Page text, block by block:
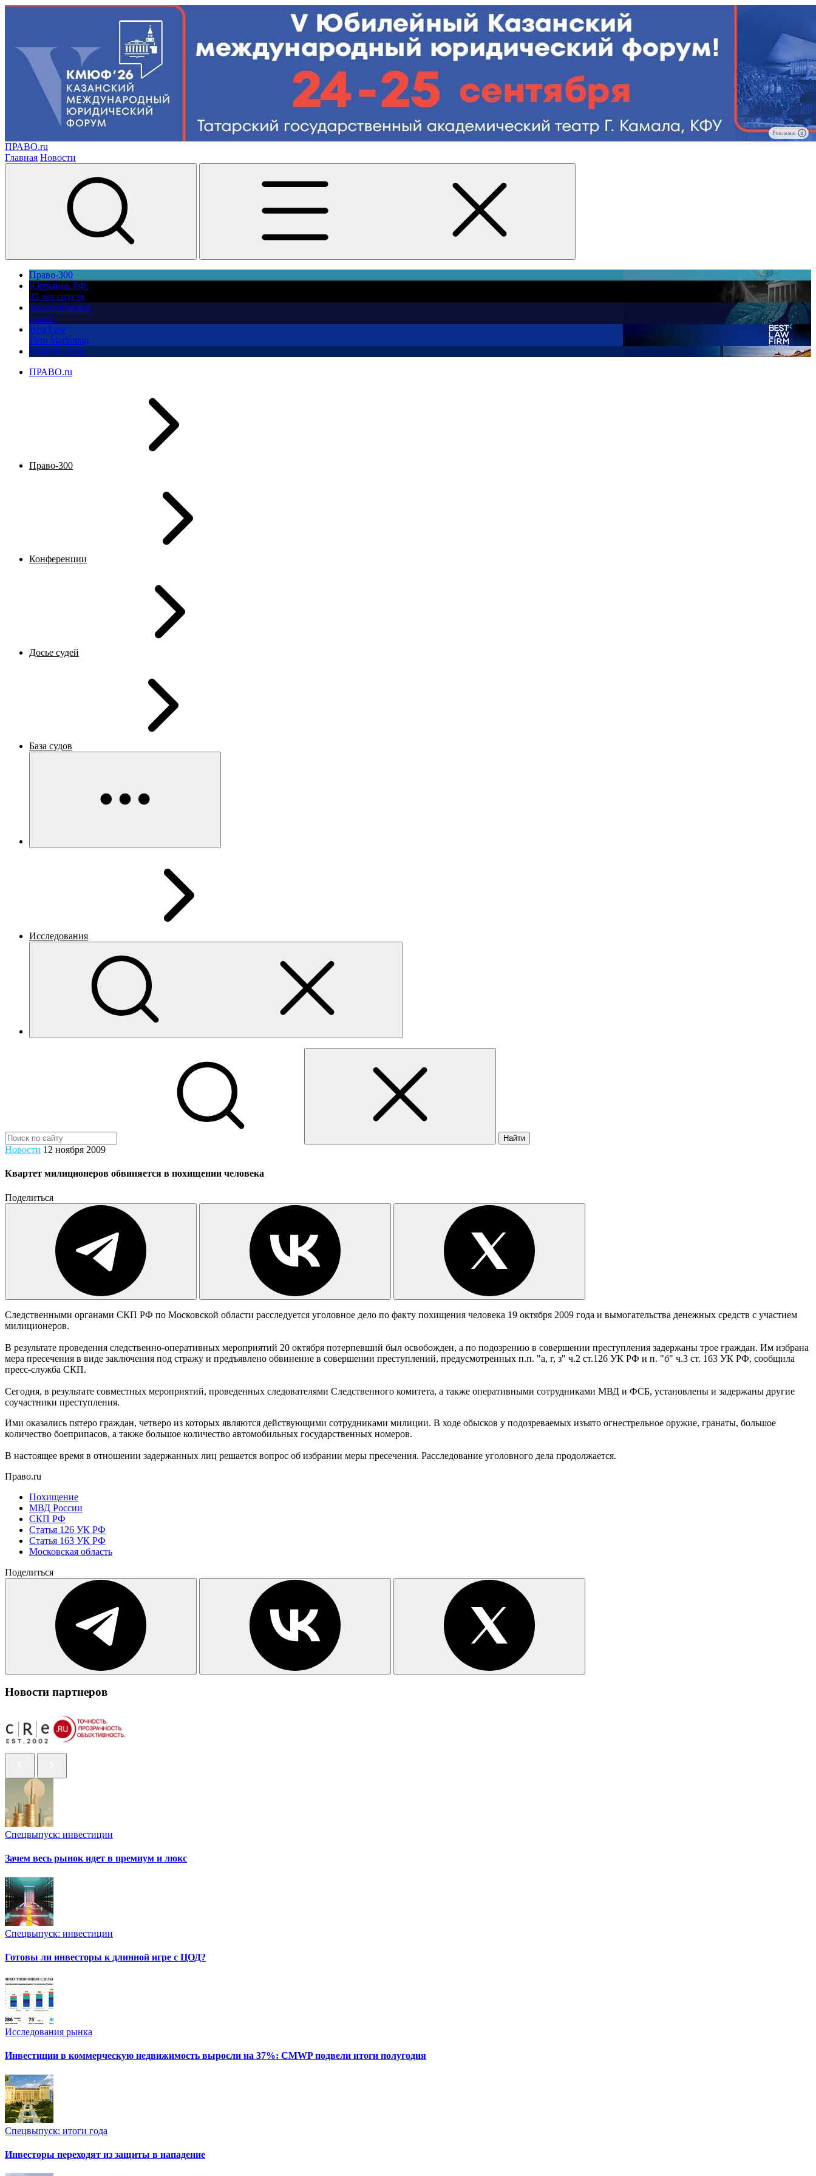
Реклама
ПРАВО.ru
Главная Новости
Право-300
Юррынок РФ:
35 лет спустя
Экологическое
право
Best Law
Firm Marketing
ПМЮФ 2026
ПРАВО.ru
Право-300
Конференции
Досье судей
База судов
Исследования
Найти
Новости 12 ноября 2009
Квартет милиционеров обвиняется в похищении человека
Поделиться
Следственными органами СКП РФ по Московской области расследуется уголовное дело по факту похищения человека 19 октября 2009 года и вымогательства денежных средств с участием
милиционеров.
В результате проведения следственно-оперативных мероприятий 20 октября потерпевший был освобожден, а по подозрению в совершении преступления задержаны трое граждан. Им избрана
мера пресечения в виде заключения под стражу и предъявлено обвинение в совершении преступлений, предусмотренных п.п. "а, г, з" ч.2 ст.126 УК РФ и п. "б" ч.3 ст. 163 УК РФ, сообщила
пресс-служба СКП.
Сегодня, в результате совместных мероприятий, проведенных следователями Следственного комитета, а также оперативными сотрудниками МВД и ФСБ, установлены и задержаны другие
соучастники преступления.
Ими оказались пятеро граждан, четверо из которых являются действующими сотрудниками милиции. В ходе обысков у подозреваемых изъято огнестрельное оружие, гранаты, большое
количество боеприпасов, а также большое количество автомобильных государственных номеров.
В настоящее время в отношении задержанных лиц решается вопрос об избрании меры пресечения. Расследование уголовного дела продолжается.
Право.ru
Похищение
МВД России
СКП РФ
Статья 126 УК РФ
Статья 163 УК РФ
Московская область
Поделиться
Новости партнеров
Спецвыпуск: инвестиции
Зачем весь рынок идет в премиум и люкс
Спецвыпуск: инвестиции
Готовы ли инвесторы к длинной игре с ЦОД?
Исследования рынка
Инвестиции в коммерческую недвижимость выросли на 37%: CMWP подвели итоги полугодия
Спецвыпуск: итоги года
Инвесторы переходят из защиты в нападение